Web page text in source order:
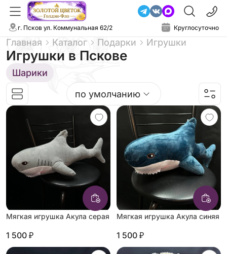
г. Псков ул. Коммунальная 62/2 Круглосуточно
Главная Каталог Подарки Игрушки
Игрушки в Пскове
Шарики
по умолчанию
Мягкая игрушка Акула серая
1 500 ₽
Мягкая игрушка Акула синяя
1 500 ₽